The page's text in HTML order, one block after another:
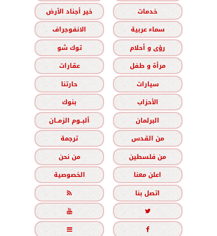
خدمات
خير أجناد الأرض
سماء عربية
الانفوجراف
رؤى و أحلام
توك شو
مرأة و طفل
عقارات
سيارات
حارتنا
الأحزاب
بنوك
البرلمان
ألبــوم الزمــان
من القدس
ترجمة
من فلسطين
من نحن
اعلن معنا
الخصوصية
اتصل بنا




